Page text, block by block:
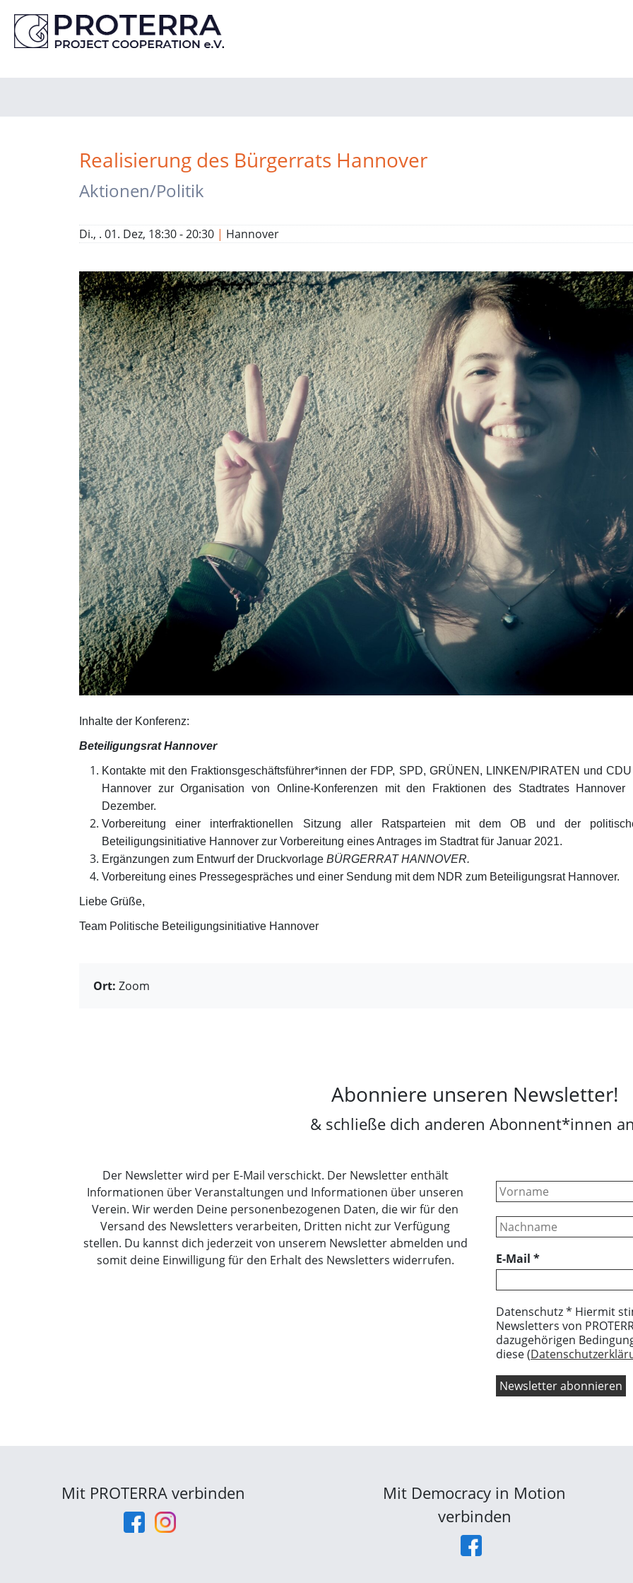
Realisierung des Bürgerrats Hannover
Aktionen/Politik
Di., . 01. Dez, 18:30 - 20:30 | Hannover
Inhalte der Konferenz:
Beteiligungsrat Hannover
Kontakte mit den Fraktionsgeschäftsführer*innen der FDP, SPD, GRÜNEN, LINKEN/PIRATEN und
Hannover zur Organisation von Online-Konferenzen mit den Fraktionen des Stadtrates Hannover
Dezember.
Vorbereitung einer interfraktionellen Sitzung aller Ratsparteien mit dem OB und der
Beteiligungsinitiative Hannover zur Vorbereitung eines Antrages im Stadtrat für Januar 2021.
Ergänzungen zum Entwurf der Druckvorlage BÜRGERRAT HANNOVER.
Vorbereitung eines Pressegespräches und einer Sendung mit dem NDR zum Beteiligungsrat Hannover.
Liebe Grüße,
Team Politische Beteiligungsinitiative Hannover
Ort: Zoom
Abonniere unseren Newsletter!
& schließe dich anderen Abonnent*innen
Der Newsletter wird per E-Mail verschickt. Der Newsletter enthält
Informationen über Veranstaltungen und Informationen über unseren
Verein. Wir werden Deine personenbezogenen Daten, die wir für den
Versand des Newsletters verarbeiten, Dritten nicht zur Verfügung
stellen. Du kannst dich jederzeit von unserem Newsletter abmelden und
somit deine Einwilligung für den Erhalt des Newsletters widerrufen.
E-Mail *
Datenschutz * Hiermit
Newsletters von
dazugehörigen
diese (
Mit PROTERRA verbinden
Mit Democracy in Motion
verbinden